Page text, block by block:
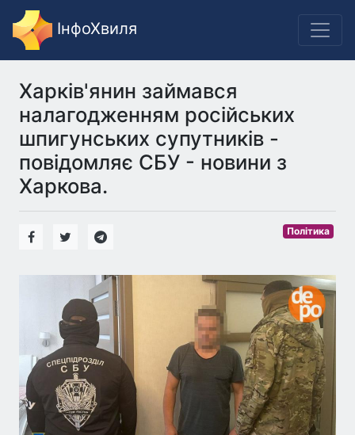
ІнфоХвиля
Харків'янин займався
налагодженням російських
шпигунських супутників -
повідомляє СБУ - новини з
Харкова.
Політика